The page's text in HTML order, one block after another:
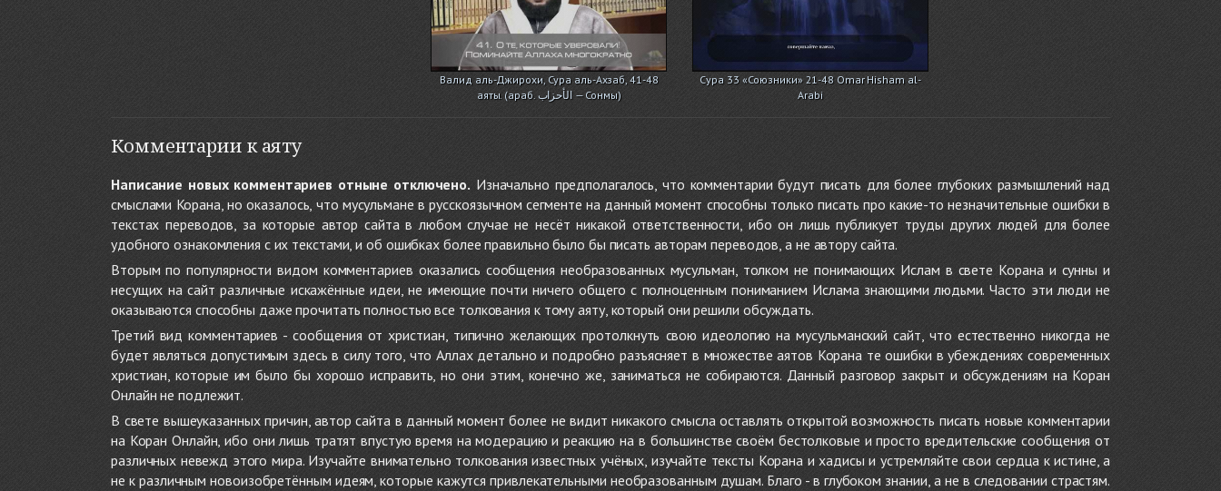
Валид аль-Джирохи, Сура аль-Ахзаб, 41-48
аяты. (араб. الأحزاب — Сонмы)
Сура 33 «Союзники» 21-48 Omar Hisham al-
Arabi
Комментарии к аяту
Написание новых комментариев отныне отключено. Изначально предполагалось, что комментарии будут писать для более глубоких размышлений над
смыслами Корана, но оказалось, что мусульмане в русскоязычном сегменте на данный момент способны только писать про какие-то незначительные ошибки в
текстах переводов, за которые автор сайта в любом случае не несёт никакой ответственности, ибо он лишь публикует труды других людей для более
удобного ознакомления с их текстами, и об ошибках более правильно было бы писать авторам переводов, а не автору сайта.
Вторым по популярности видом комментариев оказались сообщения необразованных мусульман, толком не понимающих Ислам в свете Корана и сунны и
несущих на сайт различные искажённые идеи, не имеющие почти ничего общего с полноценным пониманием Ислама знающими людьми. Часто эти люди не
оказываются способны даже прочитать полностью все толкования к тому аяту, который они решили обсуждать.
Третий вид комментариев - сообщения от христиан, типично желающих протолкнуть свою идеологию на мусульманский сайт, что естественно никогда не
будет являться допустимым здесь в силу того, что Аллах детально и подробно разъясняет в множестве аятов Корана те ошибки в убеждениях современных
христиан, которые им было бы хорошо исправить, но они этим, конечно же, заниматься не собираются. Данный разговор закрыт и обсуждениям на Коран
Онлайн не подлежит.
В свете вышеуказанных причин, автор сайта в данный момент более не видит никакого смысла оставлять открытой возможность писать новые комментарии
на Коран Онлайн, ибо они лишь тратят впустую время на модерацию и реакцию на в большинстве своём бестолковые и просто вредительские сообщения от
различных невежд этого мира. Изучайте внимательно толкования известных учёных, изучайте тексты Корана и хадисы и устремляйте свои сердца к истине, а
не к различным новоизобретённым идеям, которые кажутся привлекательными необразованным душам. Благо - в глубоком знании, а не в следовании страстям.